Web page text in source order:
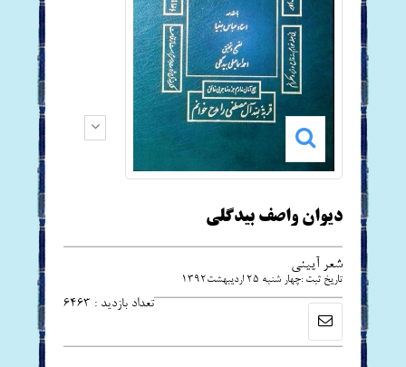
دیوان واصف بیدگلی
شعر آیینی
تاریخ ثبت :چهار شنبه 25 ارديبهشت1392
تعداد بازدید : 6463